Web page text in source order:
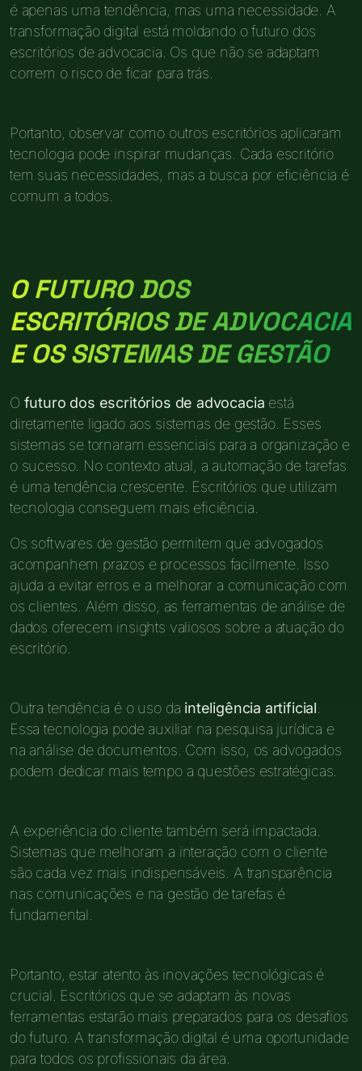
é apenas uma tendência, mas uma necessidade. A
transformação digital está moldando o futuro dos
escritórios de advocacia. Os que não se adaptam
correm o risco de ficar para trás.
Portanto, observar como outros escritórios aplicaram
tecnologia pode inspirar mudanças. Cada escritório
tem suas necessidades, mas a busca por eficiência é
comum a todos.
O FUTURO DOS
ESCRITÓRIOS DE ADVOCACIA
E OS SISTEMAS DE GESTÃO
O futuro dos escritórios de advocacia está
diretamente ligado aos sistemas de gestão. Esses
sistemas se tornaram essenciais para a organização e
o sucesso. No contexto atual, a automação de tarefas
é uma tendência crescente. Escritórios que utilizam
tecnologia conseguem mais eficiência.
Os softwares de gestão permitem que advogados
acompanhem prazos e processos facilmente. Isso
ajuda a evitar erros e a melhorar a comunicação com
os clientes. Além disso, as ferramentas de análise de
dados oferecem insights valiosos sobre a atuação do
escritório.
Outra tendência é o uso da inteligência artificial
Essa tecnologia pode auxiliar na pesquisa jurídica e
na análise de documentos. Com isso, os advogados
podem dedicar mais tempo a questões estratégicas.
A experiência do cliente também será impactada.
Sistemas que melhoram a interação com o cliente
são cada vez mais indispensáveis. A transparência
nas comunicações e na gestão de tarefas é
fundamental.
Portanto, estar atento às inovações tecnológicas é
crucial. Escritórios que se adaptam às novas
ferramentas estarão mais preparados para os desafios
do futuro. A transformação digital é uma oportunidade
para todos os profissionais da área.